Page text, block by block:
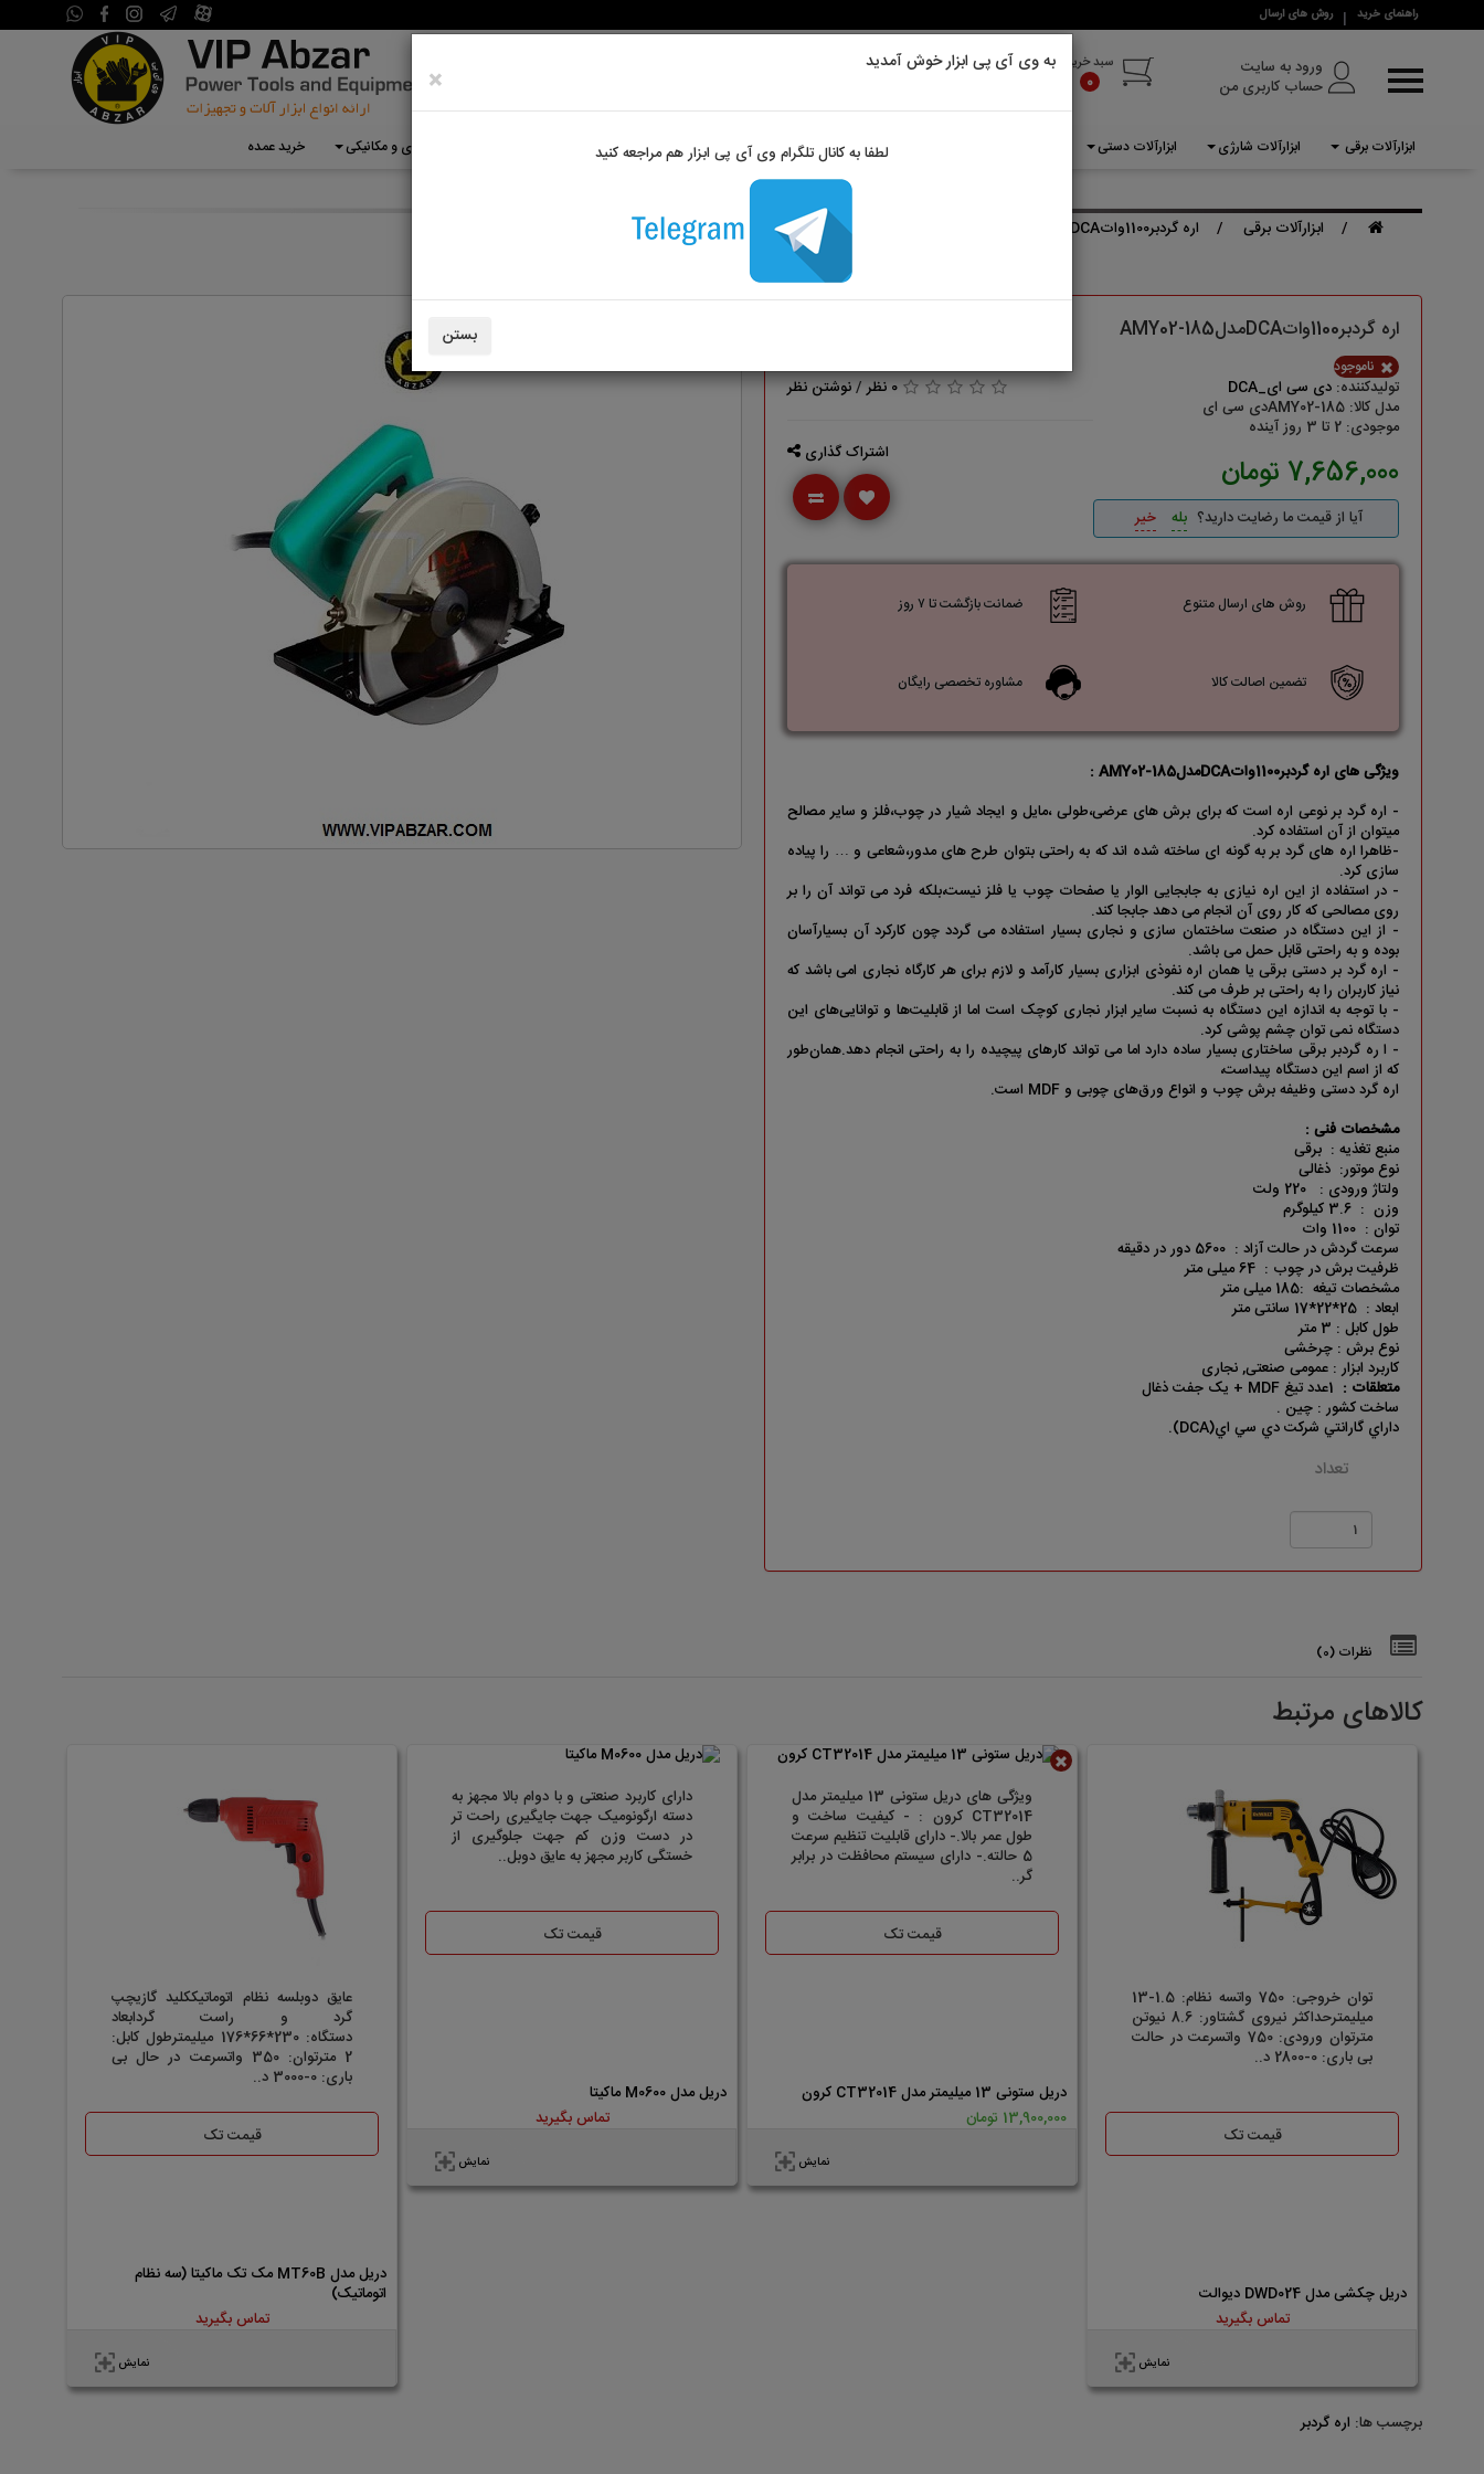
دسترسی سریع
ابزارآلات بادی
ابزارآلات بنزینی
ابزاراندازه گیری
راهنمای خرید روش های ارسال
ورود به سایت
حساب کاربری من
سبد خرید
0
ابزارآلات برقی ابزارآلات شارژی ابزارآلات دستی ابزارآلات بنزینی تجهیزات ایمنی لوازم جانبی ابزاراندازه گیری تجهیزات گاراژی و مکانیکی خرید عمده
ابزارآلات برقی اره گردبر1100واتDCAمدلAMY02-185
اره گردبر1100واتDCAمدلAMY02-185
ناموجود
تولیدکننده: دی سی ای_DCA
مدل کالا: AMY02-185دی سی ای
موجودی: 2 تا 3 روز آینده
7,656,000 تومان
آیا از قیمت ما رضایت دارید؟ بله خیر
0 نظر /نوشتن نظر
اشتراک گذاری
روش های ارسال متنوع ضمانت بازگشت تا ۷ روز
تضمین اصالت کالا مشاوره تخصصی رایگان
ویژگی های اره گردبر1100واتDCAمدلAMY02-185 :
- اره گرد بر نوعی اره است که برای برش های عرضی،طولی ،مایل و ایجاد شیار در چوب،فلز و سایر مصالح
میتوان از آن استفاده کرد.
-ظاهرا اره های گرد بر به گونه ای ساخته شده اند که به راحتی بتوان طرح های مدور،شعاعی و … را پیاده
سازی کرد.
- در استفاده از این اره نیازی به جابجایی الوار یا صفحات چوب یا فلز نیست،بلکه فرد می تواند آن را بر
روی مصالحی که کار روی آن انجام می دهد جابجا کند.
- از این دستگاه در صنعت ساختمان سازی و نجاری بسیار استفاده می گردد چون کارکرد آن بسیارآسان
بوده و به راحتی قابل حمل می باشد.
- اره گرد بر دستی برقی یا همان اره نفوذی ابزاری بسیار کارآمد و لازم برای هر کارگاه نجاری امی باشد که
نیاز کاربران را به راحتی بر طرف می کند.
- با توجه به اندازه این دستگاه به نسبت سایر ابزار نجاری کوچک است اما از قابلیت‌ها و توانایی‌های این
دستگاه نمی توان چشم پوشی کرد.
- ا ره گردبر برقی ساختاری بسیار ساده دارد اما می تواند کارهای پیچیده را به راحتی انجام دهد.همان‌طور
که از اسم این دستگاه پیداست،
اره گرد دستی وظیفه برش چوب و انواع ورق‌های چوبی و MDF است.
مشخصات فنی :
منبع تغذیه : برقی
نوع موتور: ذغالی
ولتاژ ورودی : 220 ولت
وزن : 3.6 کیلوگرم
توان : 1100 وات
سرعت گردش در حالت آزاد : 5600 دور در دقیقه
ظرفیت برش در چوب : 64 میلی متر
مشخصات تیغه :185 میلی متر
ابعاد : 25*22*17 سانتی متر
طول کابل : 3 متر
نوع برش : چرخشی
کاربرد ابزار : عمومی صنعتی, نجاری
متعلقات :
ساخت کشور : چين .
داراي گارانتي شرکت دي سي اي(DCA).
تعداد
نظرات (0)
کالاهای مرتبط
توان خروجی: 750 واتسه نظام: 1.5-13
میلیمترحداکثر نیروی گشتاور: 8.6 نیوتن
مترتوان ورودی: 750 واتسرعت در حالت
بی باری: 0-2800 د..
قیمت تک
دریل چکشی مدل DWD024 دیوالت
تماس بگیرید
نمایش
ویژگی های دریل ستونی 13 میلیمتر مدل
CT32014 کرون : - کیفیت ساخت و
طول عمر بالا.- دارای قابلیت تنظیم سرعت
5 حالته.- دارای سیستم محافظت در برابر
گر..
قیمت تک
دریل ستونی 13 میلیمتر مدل CT32014 کرون
13,900,000 تومان
نمایش
دارای کاربرد صنعتی و با دوام بالا مجهز به
دسته ارگونومیک جهت جایگیری راحت تر
در دست وزن کم جهت جلوگیری از
خستگی کاربر مجهز به عایق دوبل..
قیمت تک
دریل مدل M0600 ماکیتا
تماس بگیرید
نمایش
عایق دوبلسه نظام اتوماتیککلید گازیچپ
گرد و راست گردابعاد
دستگاه: 230*66*176 میلیمترطول کابل:
2 مترتوان: 350 واتسرعت در حال بی
باری: 0-3000 د..
قیمت تک
دریل مدل MT60B مک تک ماکیتا (سه نظام
اتوماتیک)
تماس بگیرید
نمایش
برچسب ها: اره گردبر
به وی آی پی ابزار خوش آمدید
×
لطفا به کانال تلگرام وی آی پی ابزار هم مراجعه کنید
بستن